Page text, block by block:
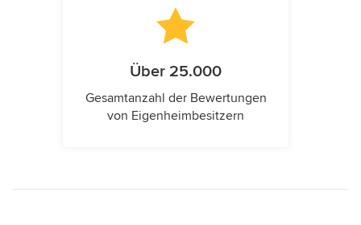
Über 25.000
Gesamtanzahl der Bewertungen
von Eigenheimbesitzern